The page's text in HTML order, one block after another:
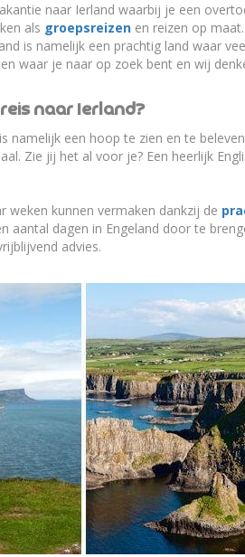
naar Ierland waarbij je een
als groepsreizen en reizen op
is namelijk een prachtig land waar
waar je naar op zoek bent en wij
naar Ierland?
namelijk een hoop te zien en te
Zie jij het al voor je? Een heerlijk
weken kunnen vermaken dankzij de
aantal dagen in Engeland door te
advies.